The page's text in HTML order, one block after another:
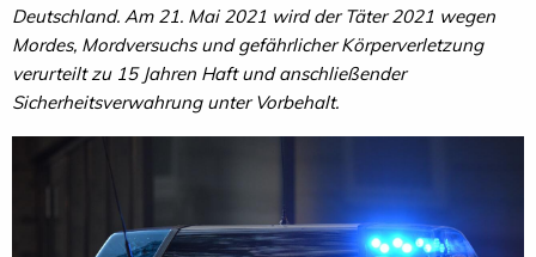
Deutschland. Am 21. Mai 2021 wird der Täter 2021 wegen
Mordes, Mordversuchs und gefährlicher Körperverletzung
verurteilt zu 15 Jahren Haft und anschließender
Sicherheitsverwahrung unter Vorbehalt.